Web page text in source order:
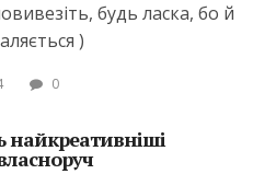
будь ласка, бо й
)
0
найкреативніші